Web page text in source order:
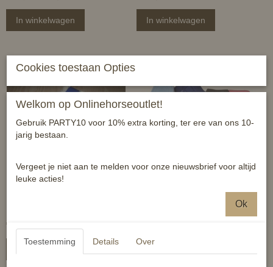
In winkelwagen In winkelwagen
€ 24,95
In winkelwagen
Cookies toestaan Opties
Welkom op Onlinehorseoutlet!
Gebruik PARTY10 voor 10% extra korting, ter ere van ons 10-
jarig bestaan.
Vergeet je niet aan te melden voor onze nieuwsbrief voor altijd
leuke acties!
Ok
Toestemming Details Over